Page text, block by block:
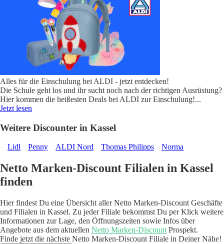
Alles für die Einschulung bei ALDI - jetzt entdecken!
Die Schule geht los und ihr sucht noch nach der richtigen Ausrüstung?
Hier kommen die heißesten Deals bei ALDI zur Einschulung!...
Jetzt lesen
Weitere Discounter in Kassel
Lidl Penny ALDI Nord Thomas Philipps Norma
Netto Marken-Discount Filialen in Kassel
finden
Hier findest Du eine Übersicht aller Netto Marken-Discount Geschäfte
und Filialen in Kassel. Zu jeder Filiale bekommst Du per Klick weitere
Informationen zur Lage, den Öffnungszeiten sowie Infos über
Angebote aus dem aktuellen Netto Marken-Discount Prospekt.
Finde jetzt die nächste Netto Marken-Discount Filiale in Deiner Nähe!